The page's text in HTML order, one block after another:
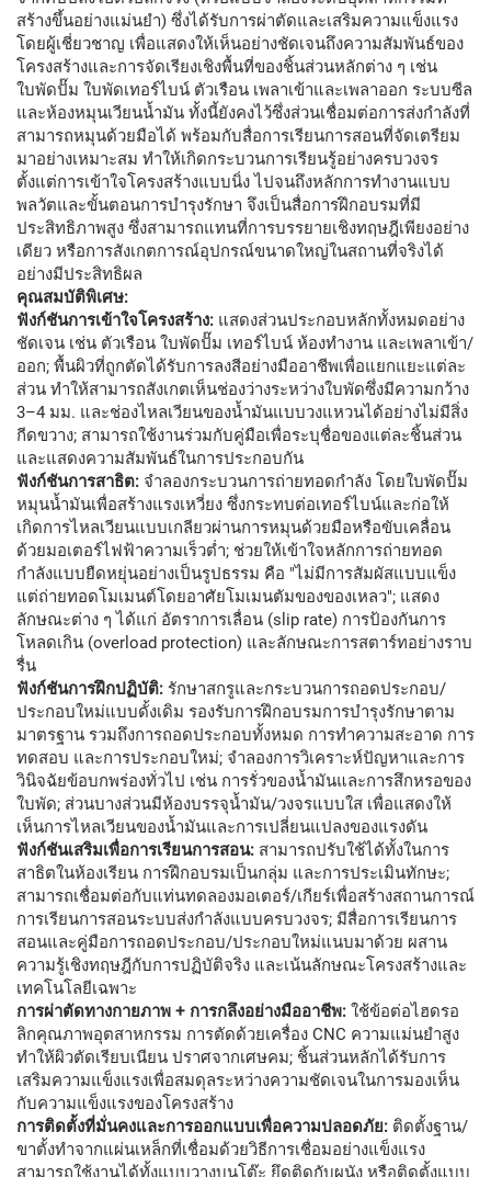
สร้างขึ้นอย่างแม่นยำ) ซึ่งได้รับการผ่าตัดและเสริมความแข็งแรง
โดยผู้เชี่ยวชาญ เพื่อแสดงให้เห็นอย่างชัดเจนถึงความสัมพันธ์ของ
โครงสร้างและการจัดเรียงเชิงพื้นที่ของชิ้นส่วนหลักต่าง ๆ เช่น
ใบพัดปั๊ม ใบพัดเทอร์ไบน์ ตัวเรือน เพลาเข้าและเพลาออก ระบบซีล
และห้องหมุนเวียนน้ำมัน ทั้งนี้ยังคงไว้ซึ่งส่วนเชื่อมต่อการส่งกำลังที่
สามารถหมุนด้วยมือได้ พร้อมกับสื่อการเรียนการสอนที่จัดเตรียม
มาอย่างเหมาะสม ทำให้เกิดกระบวนการเรียนรู้อย่างครบวงจร
ตั้งแต่การเข้าใจโครงสร้างแบบนิ่ง ไปจนถึงหลักการทำงานแบบ
พลวัตและขั้นตอนการบำรุงรักษา จึงเป็นสื่อการฝึกอบรมที่มี
ประสิทธิภาพสูง ซึ่งสามารถแทนที่การบรรยายเชิงทฤษฎีเพียงอย่าง
เดียว หรือการสังเกตการณ์อุปกรณ์ขนาดใหญ่ในสถานที่จริงได้
อย่างมีประสิทธิผล
คุณสมบัติพิเศษ:
ฟังก์ชันการเข้าใจโครงสร้าง: แสดงส่วนประกอบหลักทั้งหมดอย่าง
ชัดเจน เช่น ตัวเรือน ใบพัดปั๊ม เทอร์ไบน์ ห้องทำงาน และเพลาเข้า/
ออก; พื้นผิวที่ถูกตัดได้รับการลงสีอย่างมืออาชีพเพื่อแยกแยะแต่ละ
ส่วน ทำให้สามารถสังเกตเห็นช่องว่างระหว่างใบพัดซึ่งมีความกว้าง
3–4 มม. และช่องไหลเวียนของน้ำมันแบบวงแหวนได้อย่างไม่มีสิ่ง
กีดขวาง; สามารถใช้งานร่วมกับคู่มือเพื่อระบุชื่อของแต่ละชิ้นส่วน
และแสดงความสัมพันธ์ในการประกอบกัน
ฟังก์ชันการสาธิต: จำลองกระบวนการถ่ายทอดกำลัง โดยใบพัดปั๊ม
หมุนน้ำมันเพื่อสร้างแรงเหวี่ยง ซึ่งกระทบต่อเทอร์ไบน์และก่อให้
เกิดการไหลเวียนแบบเกลียวผ่านการหมุนด้วยมือหรือขับเคลื่อน
ด้วยมอเตอร์ไฟฟ้าความเร็วต่ำ; ช่วยให้เข้าใจหลักการถ่ายทอด
กำลังแบบยืดหยุ่นอย่างเป็นรูปธรรม คือ "ไม่มีการสัมผัสแบบแข็ง
แต่ถ่ายทอดโมเมนต์โดยอาศัยโมเมนตัมของของเหลว"; แสดง
ลักษณะต่าง ๆ ได้แก่ อัตราการเลื่อน (slip rate) การป้องกันการ
โหลดเกิน (overload protection) และลักษณะการสตาร์ทอย่างราบ
รื่น
ฟังก์ชันการฝึกปฏิบัติ: รักษาสกรูและกระบวนการถอดประกอบ/
ประกอบใหม่แบบดั้งเดิม รองรับการฝึกอบรมการบำรุงรักษาตาม
มาตรฐาน รวมถึงการถอดประกอบทั้งหมด การทำความสะอาด การ
ทดสอบ และการประกอบใหม่; จำลองการวิเคราะห์ปัญหาและการ
วินิจฉัยข้อบกพร่องทั่วไป เช่น การรั่วของน้ำมันและการสึกหรอของ
ใบพัด; ส่วนบางส่วนมีห้องบรรจุน้ำมัน/วงจรแบบใส เพื่อแสดงให้
เห็นการไหลเวียนของน้ำมันและการเปลี่ยนแปลงของแรงดัน
ฟังก์ชันเสริมเพื่อการเรียนการสอน: สามารถปรับใช้ได้ทั้งในการ
สาธิตในห้องเรียน การฝึกอบรมเป็นกลุ่ม และการประเมินทักษะ;
สามารถเชื่อมต่อกับแท่นทดลองมอเตอร์/เกียร์เพื่อสร้างสถานการณ์
การเรียนการสอนระบบส่งกำลังแบบครบวงจร; มีสื่อการเรียนการ
สอนและคู่มือการถอดประกอบ/ประกอบใหม่แนบมาด้วย ผสาน
ความรู้เชิงทฤษฎีกับการปฏิบัติจริง และเน้นลักษณะโครงสร้างและ
เทคโนโลยีเฉพาะ
การผ่าตัดทางกายภาพ + การกลึงอย่างมืออาชีพ: ใช้ข้อต่อไฮดรอ
ลิกคุณภาพอุตสาหกรรม การตัดด้วยเครื่อง CNC ความแม่นยำสูง
ทำให้ผิวตัดเรียบเนียน ปราศจากเศษคม; ชิ้นส่วนหลักได้รับการ
เสริมความแข็งแรงเพื่อสมดุลระหว่างความชัดเจนในการมองเห็น
กับความแข็งแรงของโครงสร้าง
การติดตั้งที่มั่นคงและการออกแบบเพื่อความปลอดภัย: ติดตั้งฐาน/
ขาตั้งทำจากแผ่นเหล็กที่เชื่อมด้วยวิธีการเชื่อมอย่างแข็งแรง
สามารถใช้งานได้ทั้งแบบวางบนโต๊ะ ยึดติดกับผนัง หรือติดตั้งแบบ